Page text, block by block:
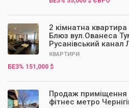
2 кімнатна
Блюз вул.Ованеса
Русанівський канал
КВАРТИРИ
БЕЗ% 151,000 $
Продаж приміщення
фітнес метро